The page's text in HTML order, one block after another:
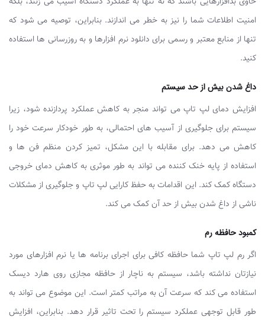
امنیت اطلاعات شما را نیز به خطر می ‌اندازند. بنابراین، توصیه می ‌شود که
تنها از منابع معتبر و رسمی برای دانلود نرم‌ افزارها و به‌ روزرسانی‌ ها استفاده
کنید.
داغ شدن بیش از حد سیستم
افزایش دمای لپ ‌تاپ می‌ تواند منجر به کاهش عملکرد پردازنده شود، زیرا
سیستم برای جلوگیری از آسیب ‌های احتمالی، به طور خودکار سرعت خود را
کاهش می ‌دهد. برای مقابله با این مشکل، تمیز کردن منظم فن ‌ها و
استفاده از پایه خنک ‌کننده می‌ تواند به طور موثری به کاهش دمای خروجی
دستگاه کمک کند. این اقدامات به حفظ کارایی لپ تاپ و جلوگیری از مشکلات
ناشی از داغ شدن بیش از حد آن کمک می کند.
کمبود حافظه رم
اگر رم لپ ‌تاپ شما حافظه کافی برای اجرای برنامه‌ ها یا نرم‌ افزارهای مورد
نیازتان نداشته باشد، سیستم به ناچار از حافظه مجازی روی هارد دیسک
استفاده می‌ کند که سرعت آن به مراتب کمتر است. این موضوع می ‌تواند به
طور قابل توجهی عملکرد سیستم را تحت تاثیر قرار دهد. بنابراین، افزایش